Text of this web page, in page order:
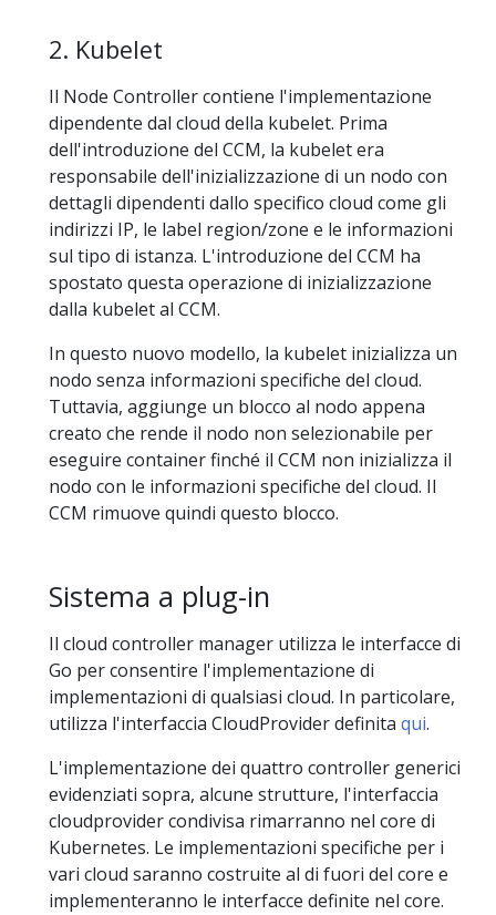
2. Kubelet
Il Node Controller contiene l'implementazione
dipendente dal cloud della kubelet. Prima
dell'introduzione del CCM, la kubelet era
responsabile dell'inizializzazione di un nodo con
dettagli dipendenti dallo specifico cloud come gli
indirizzi IP, le label region/zone e le informazioni
sul tipo di istanza. L'introduzione del CCM ha
spostato questa operazione di inizializzazione
dalla kubelet al CCM.
In questo nuovo modello, la kubelet inizializza un
nodo senza informazioni specifiche del cloud.
Tuttavia, aggiunge un blocco al nodo appena
creato che rende il nodo non selezionabile per
eseguire container finché il CCM non inizializza il
nodo con le informazioni specifiche del cloud. Il
CCM rimuove quindi questo blocco.
Sistema a plug-in
Il cloud controller manager utilizza le interfacce di
Go per consentire l'implementazione di
implementazioni di qualsiasi cloud. In particolare,
utilizza l'interfaccia CloudProvider definita qui.
L'implementazione dei quattro controller generici
evidenziati sopra, alcune strutture, l'interfaccia
cloudprovider condivisa rimarranno nel core di
Kubernetes. Le implementazioni specifiche per i
vari cloud saranno costruite al di fuori del core e
implementeranno le interfacce definite nel core.